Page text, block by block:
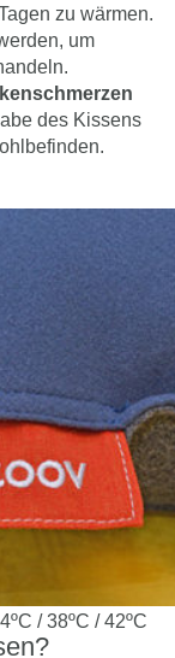
zu wärmen.
um
des Kissens
/ 38ºC / 42ºC